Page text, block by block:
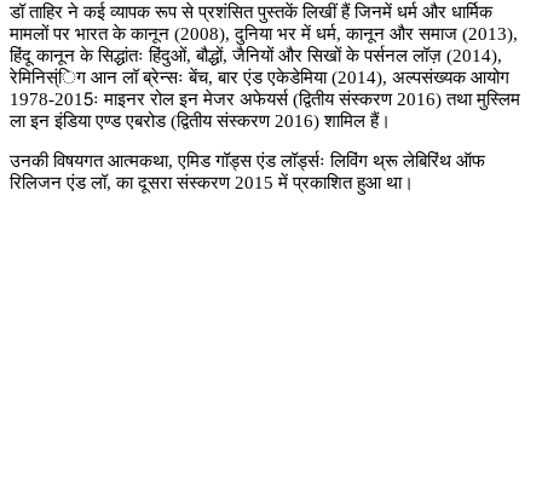
डॉ ताहिर ने कई व्यापक रूप से प्रशंसित पुस्तकें लिखीं हैं जिनमें धर्म और धार्मिक
मामलों पर भारत के कानून (2008), दुनिया भर में धर्म, कानून और समाज (2013),
हिंदू कानून के सिद्धांतः हिंदुओं, बौद्धों, जैनियों और सिखों के पर्सनल लॉज़ (2014),
रेमिनिस्ंिग आन लॉ ब्रेन्सः बेंच, बार एंड एकेडेमिया (2014), अल्पसंख्यक आयोग
1978-2015 ः माइनर रोल इन मेजर अफेयर्स (द्वितीय संस्करण 2016) तथा मुस्लिम
ला इन इंडिया एण्ड एबरोड (द्वितीय संस्करण 2016) शामिल हैं।
उनकी विषयगत आत्मकथा, एमिड गॉड्स एंड लॉर्ड्सः लिविंग थ्रू लेबिरिंथ ऑफ
रिलिजन एंड लॉ, का दूसरा संस्करण 2015 में प्रकाशित हुआ था।